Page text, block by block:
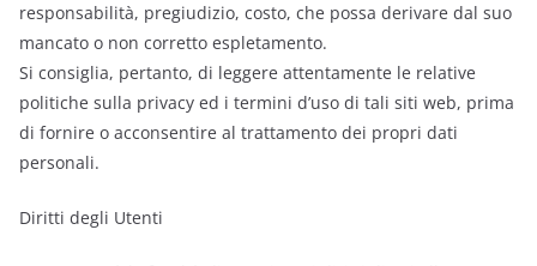
responsabilità, pregiudizio, costo, che possa derivare dal suo
mancato o non corretto espletamento.
Si consiglia, pertanto, di leggere attentamente le relative
politiche sulla privacy ed i termini d’uso di tali siti web, prima
di fornire o acconsentire al trattamento dei propri dati
personali.
Diritti degli Utenti